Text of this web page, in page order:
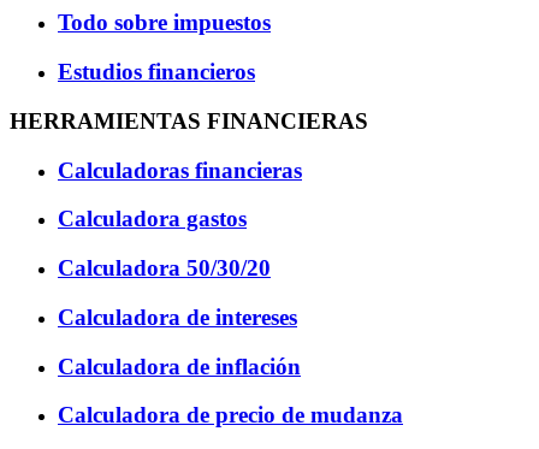
Todo sobre impuestos
Estudios financieros
HERRAMIENTAS FINANCIERAS
Calculadoras financieras
Calculadora gastos
Calculadora 50/30/20
Calculadora de intereses
Calculadora de inflación
Calculadora de precio de mudanza